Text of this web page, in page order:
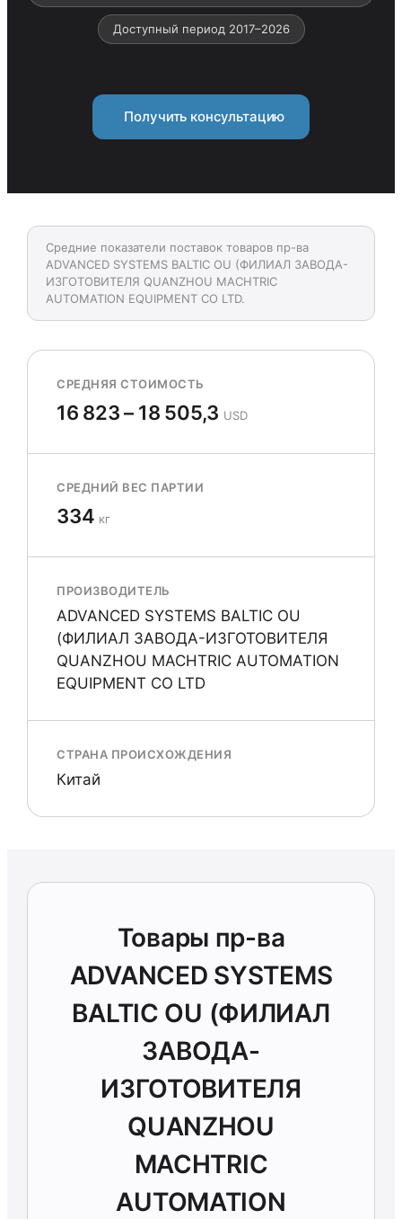
Доступный период 2017–2026
Получить консультацию
Средние показатели поставок товаров пр-ва
ADVANCED SYSTEMS BALTIC OU (ФИЛИАЛ ЗАВОДА-
ИЗГОТОВИТЕЛЯ QUANZHOU MACHTRIC
AUTOMATION EQUIPMENT CO LTD.
СРЕДНЯЯ СТОИМОСТЬ
16 823 – 18 505,3 USD
СРЕДНИЙ ВЕС ПАРТИИ
334 кг
ПРОИЗВОДИТЕЛЬ
ADVANCED SYSTEMS BALTIC OU
(ФИЛИАЛ ЗАВОДА-ИЗГОТОВИТЕЛЯ
QUANZHOU MACHTRIC AUTOMATION
EQUIPMENT CO LTD
СТРАНА ПРОИСХОЖДЕНИЯ
Китай
Товары пр-ва
ADVANCED SYSTEMS
BALTIC OU (ФИЛИАЛ
ЗАВОДА-
ИЗГОТОВИТЕЛЯ
QUANZHOU
MACHTRIC
AUTOMATION